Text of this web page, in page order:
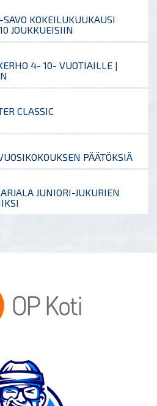
KOKEILUKUUKAUSI
JOUKKUEISIIN
4- 10- VUOTIAILLE |
CLASSIC
PÄÄTÖKSIÄ
JUNIORI-JUKURIEN